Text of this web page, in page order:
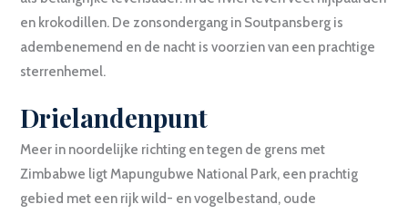
en krokodillen. De zonsondergang in Soutpansberg is
adembenemend en de nacht is voorzien van een prachtige
sterrenhemel.
Drielandenpunt
Meer in noordelijke richting en tegen de grens met
Zimbabwe ligt Mapungubwe National Park, een prachtig
gebied met een rijk wild- en vogelbestand, oude